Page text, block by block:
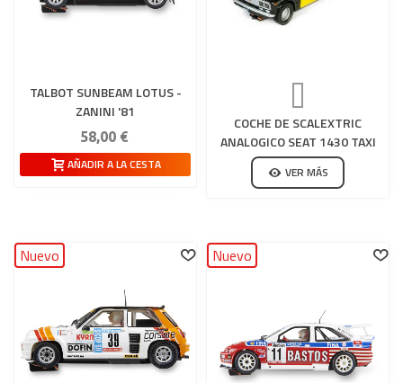
TALBOT SUNBEAM LOTUS -
ZANINI '81
58,00 €
AÑADIR A LA CESTA
COCHE DE SCALEXTRIC
ANALOGICO SEAT 1430 TAXI
BARCELONA ED ESPECIAL
VER MÁS
Nuevo Nuevo